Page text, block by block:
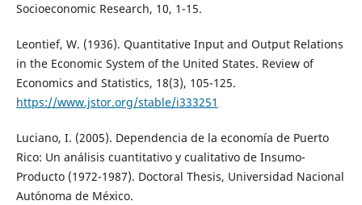
Socioeconomic Research, 10, 1-15.
Leontief, W. (1936). Quantitative Input and Output Relations
in the Economic System of the United States. Review of
Economics and Statistics, 18(3), 105-125.
https://www.jstor.org/stable/i333251
Luciano, I. (2005). Dependencia de la economía de Puerto
Rico: Un análisis cuantitativo y cualitativo de Insumo-
Producto (1972-1987). Doctoral Thesis, Universidad Nacional
Autónoma de México.